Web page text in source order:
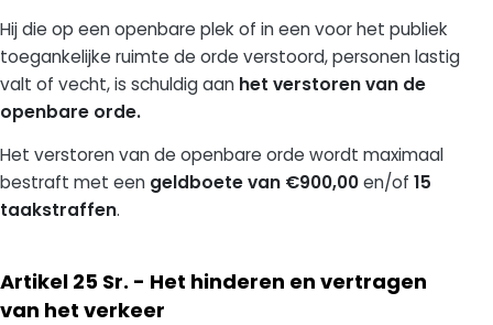
Hij die op een openbare plek of in een voor het publiek
toegankelijke ruimte de orde verstoord, personen lastig
valt of vecht, is schuldig aan het verstoren van de
openbare orde.
Het verstoren van de openbare orde wordt maximaal
bestraft met een geldboete van €900,00en/of 15
taakstraffen.
Artikel 25 Sr. - Het hinderen en vertragen
van het verkeer